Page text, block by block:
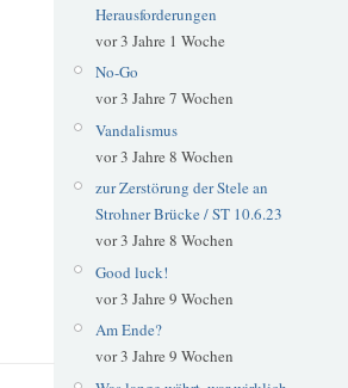
Herausforderungen
vor 3 Jahre 1 Woche
No-Go
vor 3 Jahre 7 Wochen
Vandalismus
vor 3 Jahre 8 Wochen
zur Zerstörung der Stele an
Strohner Brücke / ST 10.6.23
vor 3 Jahre 8 Wochen
Good luck!
vor 3 Jahre 9 Wochen
Am Ende?
vor 3 Jahre 9 Wochen